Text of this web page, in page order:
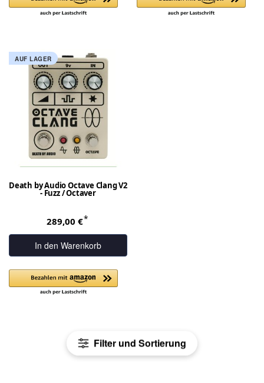
Filter und Sortierung
AUF LAGER
Death by Audio Octave Clang V2
- Fuzz / Octaver
289,00 €*
In den Warenkorb